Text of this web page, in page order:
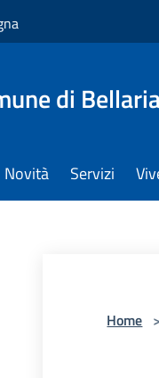
di
Novità Servizi
Home >